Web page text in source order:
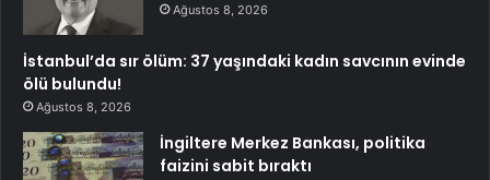
Ağustos 8, 2026
İstanbul’da sır ölüm: 37 yaşındaki kadın savcının evinde
ölü bulundu!
Ağustos 8, 2026
İngiltere Merkez Bankası, politika
faizini sabit bıraktı